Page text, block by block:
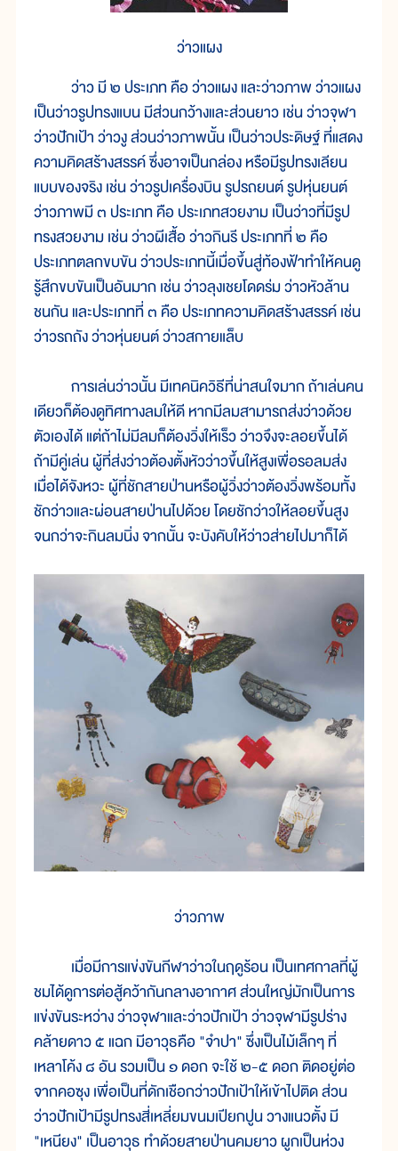
ว่าวแผง
ว่าว มี ๒ ประเภท คือ ว่าวแผง และว่าวภาพ ว่าวแผง
เป็นว่าวรูปทรงแบน มีส่วนกว้างและส่วนยาว เช่น ว่าวจุฬา
ว่าวปักเป้า ว่าวงู ส่วนว่าวภาพนั้น เป็นว่าวประดิษฐ์ ที่แสดง
ความคิดสร้างสรรค์ ซึ่งอาจเป็นกล่อง หรือมีรูปทรงเลียน
แบบของจริง เช่น ว่าวรูปเครื่องบิน รูปรถยนต์ รูปหุ่นยนต์
ว่าวภาพมี ๓ ประเภท คือ ประเภทสวยงาม เป็นว่าวที่มีรูป
ทรงสวยงาม เช่น ว่าวผีเสื้อ ว่าวกินรี ประเภทที่ ๒ คือ
ประเภทตลกขบขัน ว่าวประเภทนี้เมื่อขึ้นสู่ท้องฟ้าทำให้คนดู
รู้สึกขบขันเป็นอันมาก เช่น ว่าวลุงเชยโดดร่ม ว่าวหัวล้าน
ชนกัน และประเภทที่ ๓ คือ ประเภทความคิดสร้างสรรค์ เช่น
ว่าวรถถัง ว่าวหุ่นยนต์ ว่าวสกายแล็บ
การเล่นว่าวนั้น มีเทคนิควิธีที่น่าสนใจมาก ถ้าเล่นคน
เดียวก็ต้องดูทิศทางลมให้ดี หากมีลมสามารถส่งว่าวด้วย
ตัวเองได้ แต่ถ้าไม่มีลมก็ต้องวิ่งให้เร็ว ว่าวจึงจะลอยขึ้นได้
ถ้ามีคู่เล่น ผู้ที่ส่งว่าวต้องตั้งหัวว่าวขึ้นให้สูงเพื่อรอลมส่ง
เมื่อได้จังหวะ ผู้ที่ชักสายป่านหรือผู้วิ่งว่าวต้องวิ่งพร้อมทั้ง
ชักว่าวและผ่อนสายป่านไปด้วย โดยชักว่าวให้ลอยขึ้นสูง
จนกว่าจะกินลมนิ่ง จากนั้น จะบังคับให้ว่าวส่ายไปมาก็ได้
ว่าวภาพ
เมื่อมีการแข่งขันกีฬาว่าวในฤดูร้อน เป็นเทศกาลที่ผู้
ชมได้ดูการต่อสู้คว้ากันกลางอากาศ ส่วนใหญ่มักเป็นการ
แข่งขันระหว่าง ว่าวจุฬาและว่าวปักเป้า ว่าวจุฬามีรูปร่าง
คล้ายดาว ๕ แฉก มีอาวุธคือ "จำปา" ซึ่งเป็นไม้เล็กๆ ที่
เหลาโค้ง ๘ อัน รวมเป็น ๑ ดอก จะใช้ ๒-๕ ดอก ติดอยู่ต่อ
จากคอซุง เพื่อเป็นที่ดักเชือกว่าวปักเป้าให้เข้าไปติด ส่วน
ว่าวปักเป้ามีรูปทรงสี่เหลี่ยมขนมเปียกปูน วางแนวตั้ง มี
"เหนียง" เป็นอาวุธ ทำด้วยสายป่านคมยาว ผูกเป็นห่วง